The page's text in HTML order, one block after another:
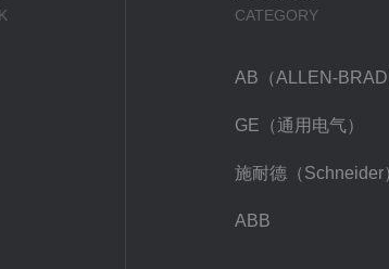
CATEGORY
AB（ALLEN-
GE（通用电气）
施耐德（Schneider
ABB